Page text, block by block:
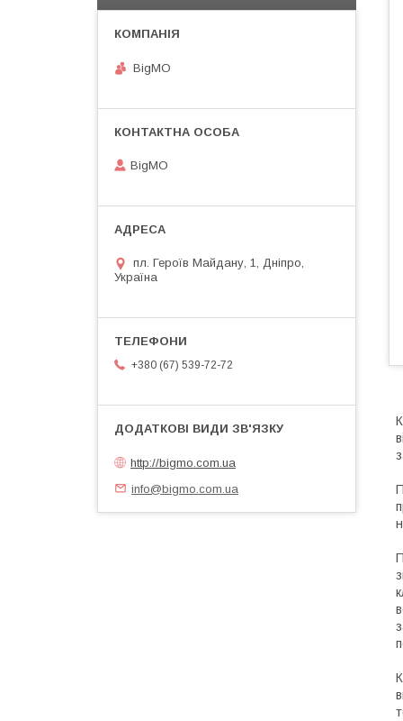
BigMO
BigMO
пл. Героїв Майдану, 1, Дніпро,
Україна
+380 (67) 539-72-72
http://bigmo.com.ua
info@bigmo.com.ua